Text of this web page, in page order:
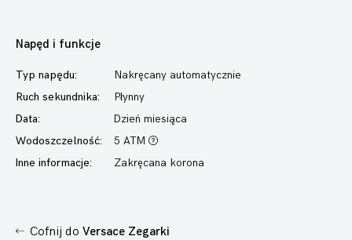
Napęd i funkcje
Typ napędu:
Nakręcany automatycznie
Ruch sekundnika:
Płynny
Data:
Dzień miesiąca
Wodoszczelność:
5 ATM
Inne informacje:
Zakręcana korona
Cofnij do Versace Zegarki